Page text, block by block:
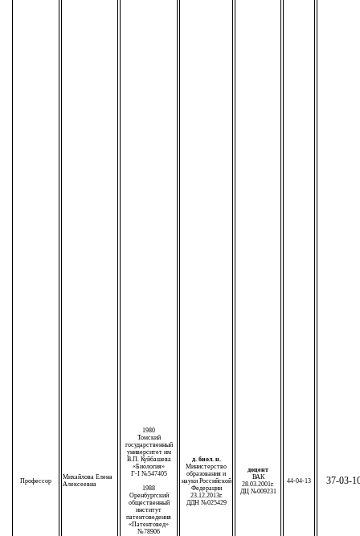
Профессор
Михайлова Елена
Алексеевна
1980
Томский
государственный
университет им
В.П. Куйбашева
«Биология»
Г-I №547405
1988
Оренбургский
общественный
институт
патентоведения
«Патентовед»
№78906
д. биол. н.
Министерство
образования и
науки Российской
Федерации
23.12.2013г.
ДДН №025429
доцент
ВАК
28.03.2001г.
ДЦ №009231
44-04-13 37-03-